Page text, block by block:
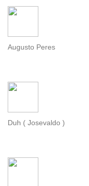
Augusto Peres
Duh ( Josevaldo )